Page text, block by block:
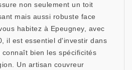
non seulement un toit
mais aussi robuste face
habitez à Epeugney, avec
il est essentiel d'investir dans
bien les spécificités
Un artisan couvreur